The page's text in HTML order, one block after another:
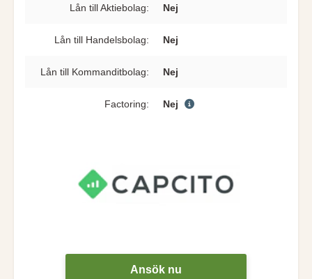
Lån till Aktiebolag: Nej
Lån till Handelsbolag: Nej
Lån till Kommanditbolag: Nej
Factoring: Nej
Ansök nu